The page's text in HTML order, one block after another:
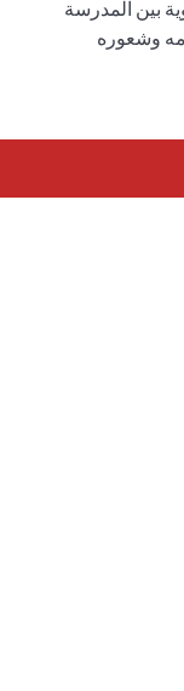
بين المدرسة
وشعوره